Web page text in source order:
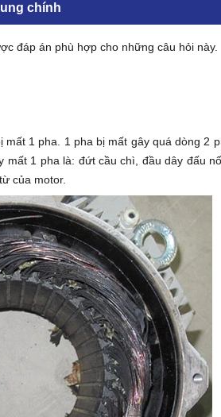
chính
đáp án phù hợp cho những câu hỏi này.
1 pha. 1 pha bị mất gây quá dòng 2
1 pha là: đứt cầu chì, đầu dây đấu
của motor.